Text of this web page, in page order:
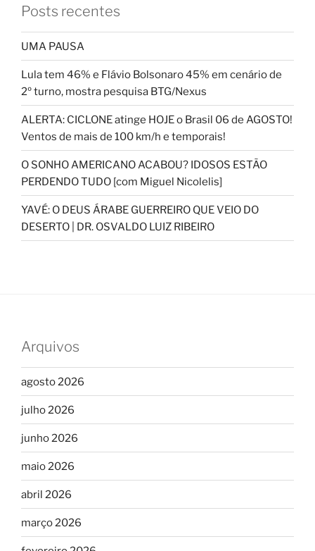
Posts recentes
UMA PAUSA
Lula tem 46% e Flávio Bolsonaro 45% em cenário de
2º turno, mostra pesquisa BTG/Nexus
ALERTA: CICLONE atinge HOJE o Brasil 06 de AGOSTO!
Ventos de mais de 100 km/h e temporais!
O SONHO AMERICANO ACABOU? IDOSOS ESTÃO
PERDENDO TUDO [com Miguel Nicolelis]
YAVÉ: O DEUS ÁRABE GUERREIRO QUE VEIO DO
DESERTO | DR. OSVALDO LUIZ RIBEIRO
Arquivos
agosto 2026
julho 2026
junho 2026
maio 2026
abril 2026
março 2026